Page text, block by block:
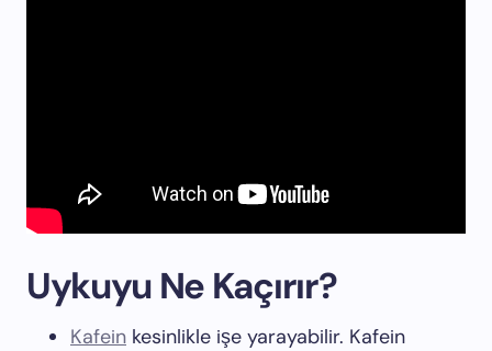
Uykuyu Ne Kaçırır?
Kafein kesinlikle işe yarayabilir. Kafein